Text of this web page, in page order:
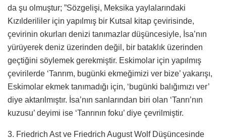
da şu olmuştur; ”Sözgelişi, Meksika yaylalarındaki
Kızılderililer için yapılmış bir Kutsal kitap çevirisinde,
çevirinin okurları denizi tanımazlar düşüncesiyle, İsa’nın
yürüyerek deniz üzerinden değil, bir bataklık üzerinden
geçtiğini söylemek gerekmiştir. Eskimolar için yapılmış
çevirilerde ‘Tanrım, bugünki ekmeğimizi ver bize’ yakarışı,
Eskimolar ekmek tanımadığı için, ‘bugünki balığımızı ver’
diye aktarılmıştır. İsa’nın sanlarından biri olan ‘Tanrı’nın
kuzusu’ deyimi ise ‘Tanrının foku’ diye çevrilmiştir.
3. Friedrich Ast ve Friedrich August Wolf Düşüncesinde